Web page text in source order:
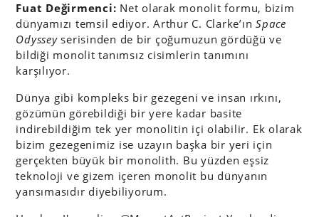
Fuat Değirmenci: Net olarak monolit formu, bizim
dünyamızı temsil ediyor. Arthur C. Clarke’ınSpace
Odysseyserisinden de bir çoğumuzun gördüğü ve
bildiği monolit tanımsız cisimlerin tanımını
karşılıyor.
Dünya gibi kompleks bir gezegeni ve insan ırkını,
gözümün görebildiği bir yere kadar basite
indirebildiğim tek yer monolitin içi olabilir. Ek olarak
bizim gezegenimiz ise uzayın başka bir yeri için
gerçekten büyük bir monolith. Bu yüzden eşsiz
teknoloji ve gizem içeren monolit bu dünyanın
yansımasıdır diyebiliyorum.